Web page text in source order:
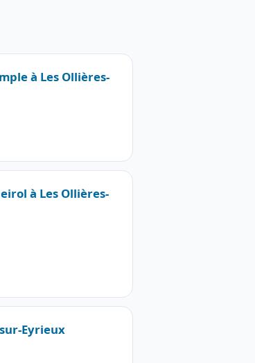
à Les Ollières-
à Les Ollières-
Eyrieux